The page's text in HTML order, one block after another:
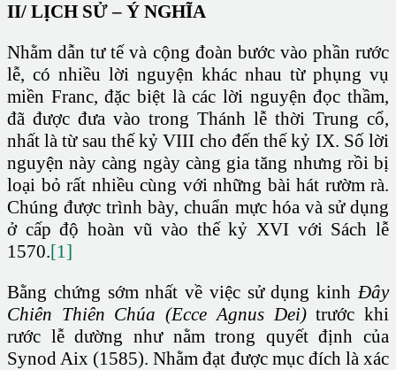
II/ LỊCH SỬ – Ý NGHĨA
Nhằm dẫn tư tế và cộng đoàn bước vào phần rước
lễ, có nhiều lời nguyện khác nhau từ phụng vụ
miền Franc, đặc biệt là các lời nguyện đọc thầm,
đã được đưa vào trong Thánh lễ thời Trung cổ,
nhất là từ sau thế kỷ VIII cho đến thế kỷ IX. Số lời
nguyện này càng ngày càng gia tăng nhưng rồi bị
loại bỏ rất nhiều cùng với những bài hát rườm rà.
Chúng được trình bày, chuẩn mực hóa và sử dụng
ở cấp độ hoàn vũ vào thế kỷ XVI với Sách lễ
1570.[1]
Bằng chứng sớm nhất về việc sử dụng kinhĐây
Chiên Thiên Chúa (Ecce Agnus Dei)trước khi
rước lễ dường như nằm trong quyết định của
Synod Aix (1585). Nhằm đạt được mục đích là xác